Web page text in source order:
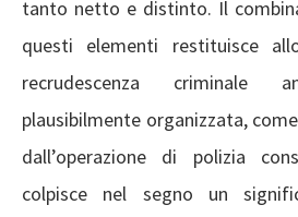
tanto netto e distinto. Il
questi elementi restituisce
recrudescenza criminale
plausibilmente organizzata,
dall’operazione di polizia
colpisce nel segno un